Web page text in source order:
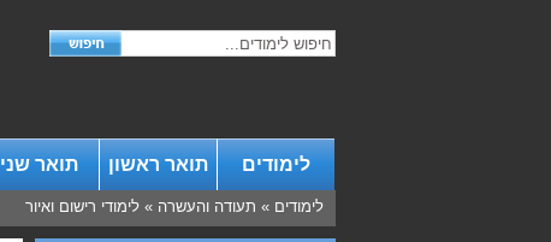
לימודים תואר ראשון תואר שני
לימודים » תעודה והעשרה »לימודי רישום ואיור